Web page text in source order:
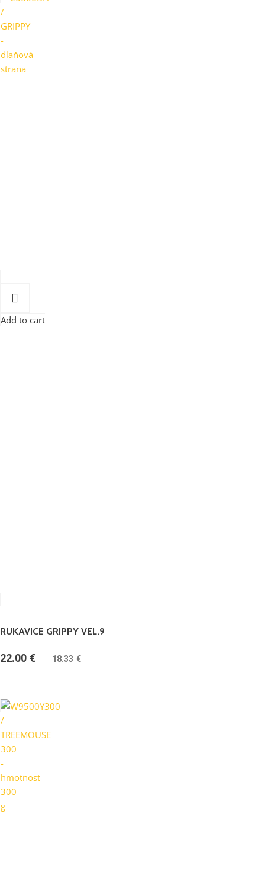
Add to cart
RUKAVICE GRIPPY VEL.9
22.00 € 18.33 €